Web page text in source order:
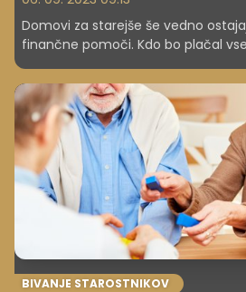
Domovi za starejše še vedno
finančne pomoči. Kdo bo plačal
Kolikšne bodo podražitve? In ko si
žogico, oskrbovanci in njihovi
kakšni bodo zneski na njihovih
BIVANJE STAROSTNIKOV